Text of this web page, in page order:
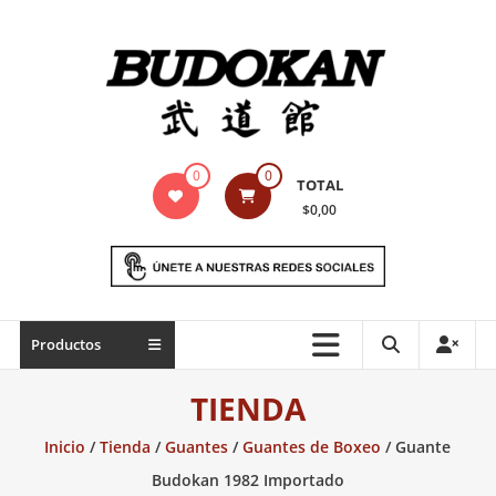
Indumentaria
marciales
Todo
necesario
0 0 TOTAL
$0,00
Productos
TIENDA
Inicio /Tienda /Guantes /Guantes de Boxeo / Guante
Budokan 1982 Importado